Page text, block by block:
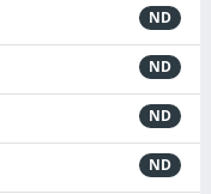
ND
ND
ND
ND